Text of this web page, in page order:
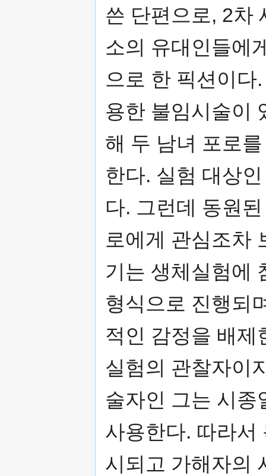
쓴 단편으로, 2차
소의 유대인들에
으로 한 픽션이다
용한 불임시술이
해 두 남녀 포로
한다. 실험 대상
다. 그런데 동원
로에게 관심조차
기는 생체실험에
형식으로 진행되
적인 감정을 배제
실험의 관찰자이
술자인 그는 시종
사용한다. 따라서
시되고 가해자의